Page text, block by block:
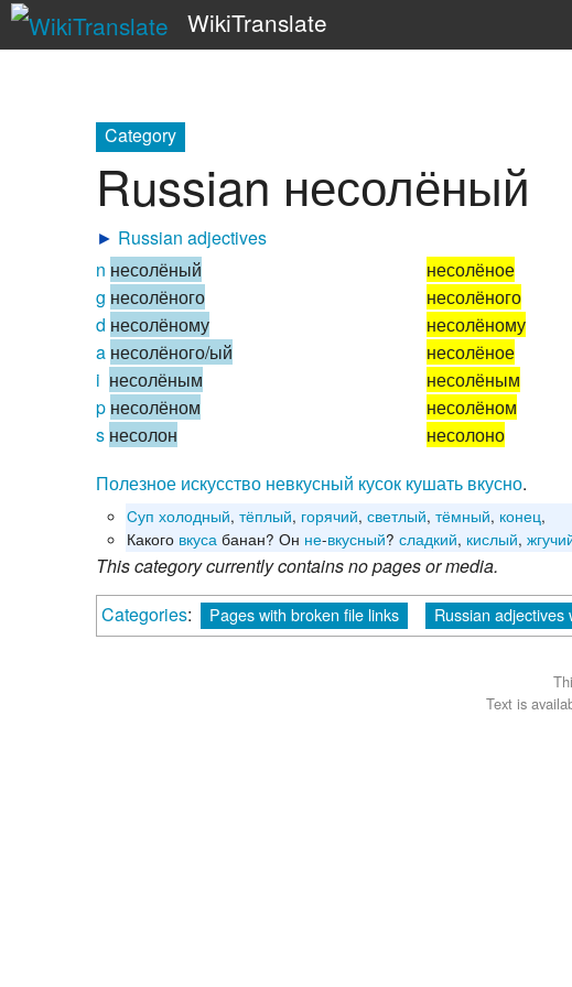
WikiTranslate
Category
Russian несолёный
► Russian adjectives
n несолёный
g несолёного
d несолёному
a несолёного/ый
i несолёным
p несолёном
s несолон
несолёное
несолёного
несолёному
несолёное
несолёным
несолёном
несолоно
Полезное искусство невкусный кусок кушать вкусно
Cуп холодный ,тёплый горячий ,светлый ,тёмный конец
Какого вкуса банан? Он не-вкусный?сладкий кислый ,
This category currently contains no pages or media.
Categories: Pages with broken file links Russian
Text is